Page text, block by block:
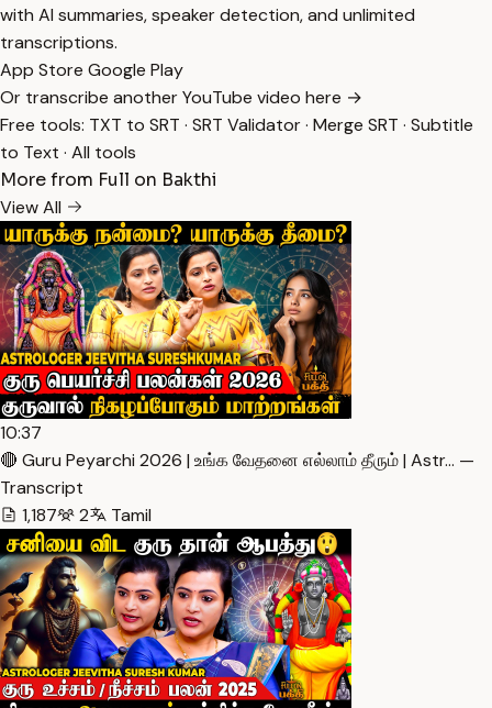
with AI summaries, speaker detection, and unlimited
transcriptions.
App Store Google Play
Or transcribe another YouTube video here →
Free tools: TXT to SRT · SRT Validator· Merge SRT · Subtitle
to Text · All tools
More from Full on Bakthi
View All
10:37
🔴 Guru Peyarchi 2026 | உங்க வேதனை எல்லாம் தீரும் | Astr… —
Transcript
1,187
2 Tamil